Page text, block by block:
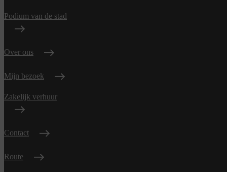
Podium van de stad
Over ons
Mijn bezoek
Zakelijk verhuur
Contact
Route